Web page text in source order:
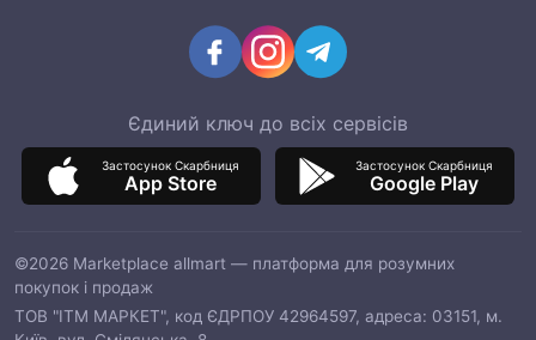
Єдиний ключ до всіх сервісів
Застосунок Скарбниця
App Store
Застосунок Скарбниця
Google Play
©2026 Marketplace allmart — платформа для розумних
покупок і продаж
ТОВ "ІТМ МАРКЕТ", код ЄДРПОУ 42964597, адреса: 03151, м.